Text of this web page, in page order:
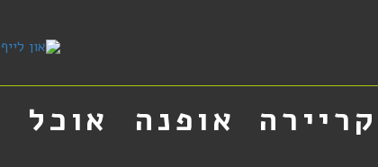
קריירה אופנה אוכל